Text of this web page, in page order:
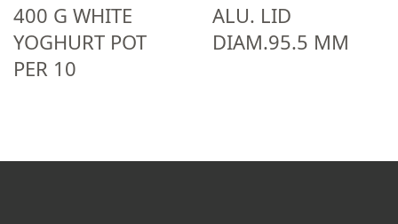
400 G WHITE
YOGHURT POT
PER 10
ALU. LID
DIAM.95.5 MM